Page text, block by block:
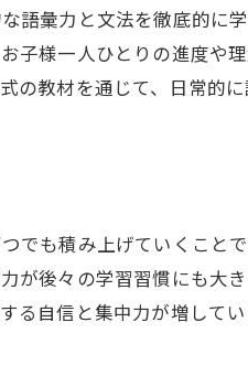
語彙力と文法を徹底的に
子様一人ひとりの進度や
の教材を通じて、日常的
でも積み上げていくこと
が後々の学習習慣にも大
る自信と集中力が増して